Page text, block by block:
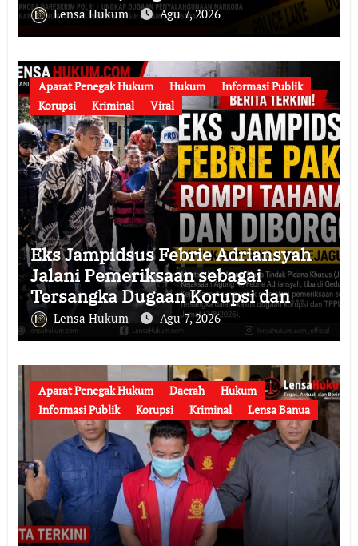
Penyalahgunaan Narkoba serta
Penyalahgunaan Wewenang
Lensa Hukum Agu 7, 2026
Aparat Penegak Hukum Hukum
Informasi Publik
Korupsi
Kriminal Viral
Eks Jampidsus Febrie Adriansyah
Jalani Pemeriksaan sebagai
Tersangka Dugaan Korupsi dan
TPPU, Datang ke Kejaksaan Agung
Mengenakan Rompi Tahanan
Lensa Hukum Agu 7, 2026
Aparat Penegak Hukum Daerah
Hukum
Informasi Publik
Korupsi Kriminal Lensa Banua